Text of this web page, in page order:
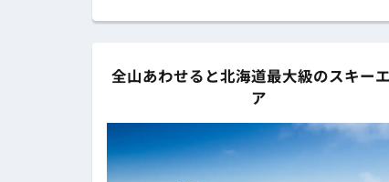
全山あわせると北海道最大級のスキー
ア